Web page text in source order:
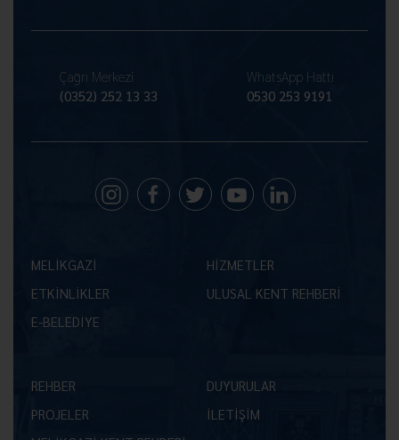
Çağrı Merkezi
(0352) 252 13 33
WhatsApp Hattı
0530 253 9191
MELİKGAZİ
HİZMETLER
ETKİNLİKLER
ULUSAL KENT REHBERİ
E-BELEDİYE
REHBER
DUYURULAR
PROJELER
İLETİŞİM